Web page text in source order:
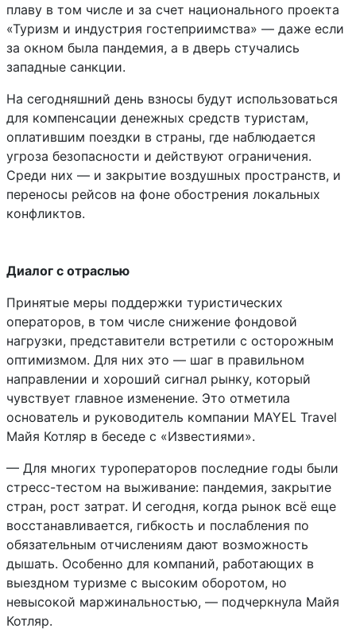
плаву в том числе и за счет национального проекта
«Туризм и индустрия гостеприимства» — даже если
за окном была пандемия, а в дверь стучались
западные санкции.
На сегодняшний день взносы будут использоваться
для компенсации денежных средств туристам,
оплатившим поездки в страны, где наблюдается
угроза безопасности и действуют ограничения.
Среди них — и закрытие воздушных пространств, и
переносы рейсов на фоне обострения локальных
конфликтов.
Диалог с отраслью
Принятые меры поддержки туристических
операторов, в том числе снижение фондовой
нагрузки, представители встретили с осторожным
оптимизмом. Для них это — шаг в правильном
направлении и хороший сигнал рынку, который
чувствует главное изменение. Это отметила
основатель и руководитель компании MAYEL Travel
Майя Котляр в беседе с «Известиями».
— Для многих туроператоров последние годы были
стресс-тестом на выживание: пандемия, закрытие
стран, рост затрат. И сегодня, когда рынок всё еще
восстанавливается, гибкость и послабления по
обязательным отчислениям дают возможность
дышать. Особенно для компаний, работающих в
выездном туризме с высоким оборотом, но
невысокой маржинальностью, — подчеркнула Майя
Котляр.